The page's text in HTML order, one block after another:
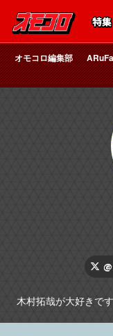
特集
オモコロ編集部 ARuFa
木村拓哉が大好きです